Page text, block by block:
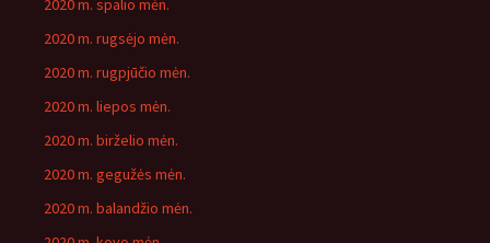
2020 m. spalio mėn.
2020 m. rugsėjo mėn.
2020 m. rugpjūčio mėn.
2020 m. liepos mėn.
2020 m. birželio mėn.
2020 m. gegužės mėn.
2020 m. balandžio mėn.